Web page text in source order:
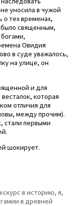
уносила в чужой
о тех временах,
было священным,
Овидия
в суде уважалось,
на улице, он
и для
которая
отличия для
между прочим).
первыми
шокирует.
в историю, я,
в древней